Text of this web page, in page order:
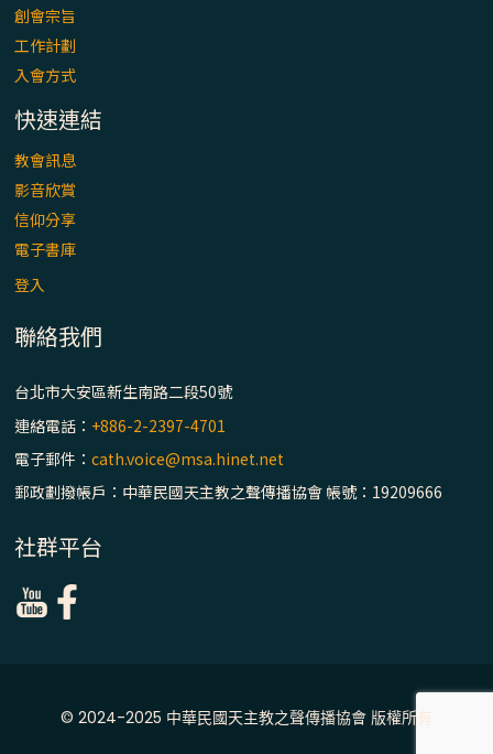
創會宗旨
工作計劃
入會方式
快速連結
教會訊息
影音欣賞
信仰分享
電子書庫
登入
聯絡我們
台北市大安區新生南路二段50號
連絡電話： +886-2-2397-4701
電子郵件：cath.voice@msa.hinet.net
郵政劃撥帳戶：中華民國天主教之聲傳播協會 帳號：19209666
社群平台
© 2024-2025 中華民國天主教之聲傳播協會 版權所有